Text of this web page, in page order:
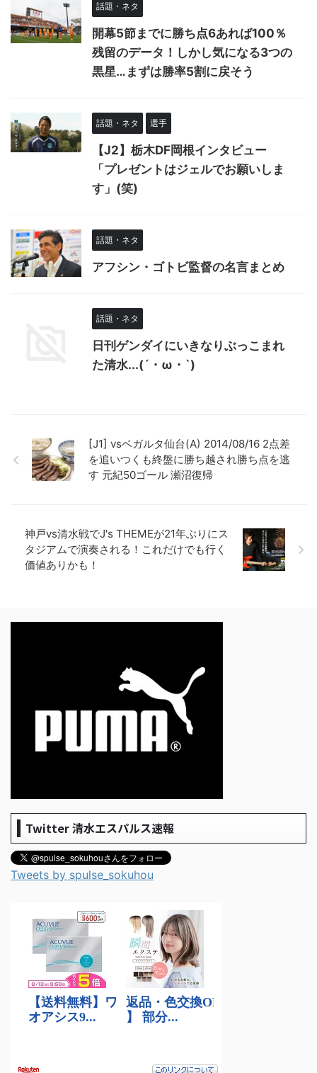
話題・ネタ
開幕5節までに勝ち点6あれば100％
残留のデータ！しかし気になる3つの
黒星…まずは勝率5割に戻そう
話題・ネタ 選手
【J2】栃木DF岡根インタビュー
「プレゼントはジェルでお願いしま
す」(笑)
話題・ネタ
アフシン・ゴトビ監督の名言まとめ
話題・ネタ
日刊ゲンダイにいきなりぶっこまれ
た清水...(´・ω・`)
[J1] vsベガルタ仙台(A) 2014/08/16 2点差
を追いつくも終盤に勝ち越され勝ち点を逃
す 元紀50ゴール 瀬沼復帰
神戸vs清水戦でJ's THEMEが21年ぶりにス
タジアムで演奏される！これだけでも行く
価値ありかも！
Twitter 清水エスパルス速報
Tweets by spulse_sokuhou